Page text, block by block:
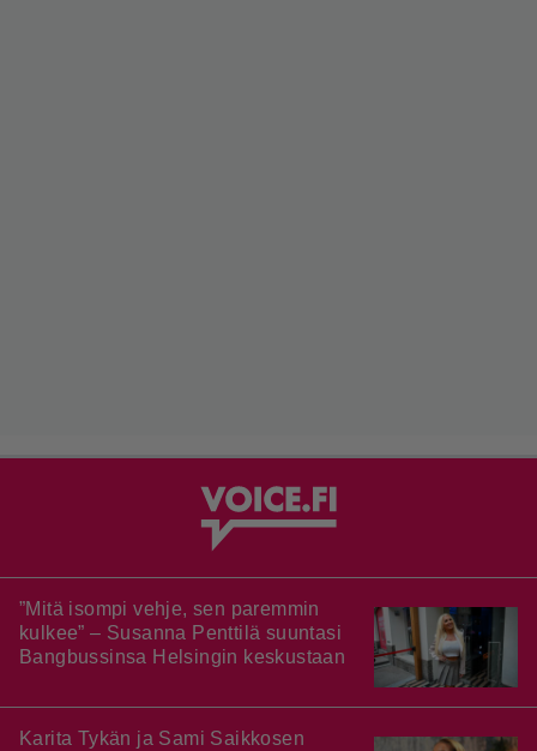
”Mitä isompi vehje, sen paremmin
kulkee” – Susanna Penttilä suuntasi
Bangbussinsa Helsingin keskustaan
Karita Tykän ja Sami Saikkosen